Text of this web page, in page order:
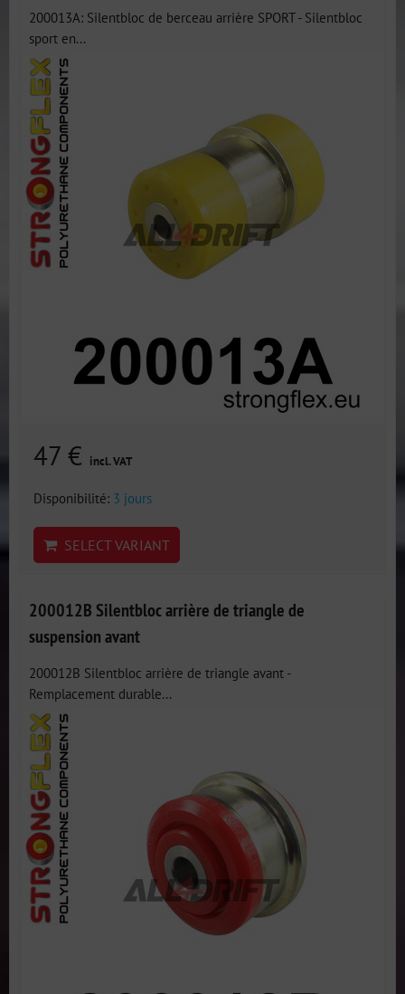
200013A: Silentbloc de berceau arrière SPORT - Silentbloc
sport en...
47 € incl. VAT
Disponibilité: 3 jours
SELECT VARIANT
200012B Silentbloc arrière de triangle de
suspension avant
200012B Silentbloc arrière de triangle avant -
Remplacement durable...